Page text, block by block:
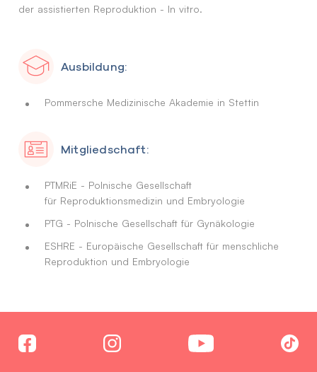
der assistierten Reproduktion - In vitro.
Ausbildung:
Pommersche Medizinische Akademie in Stettin
Mitgliedschaft:
PTMRiE - Polnische Gesellschaft
für Reproduktionsmedizin und Embryologie
PTG - Polnische Gesellschaft für Gynäkologie
ESHRE - Europäische Gesellschaft für menschliche
Reproduktion und Embryologie